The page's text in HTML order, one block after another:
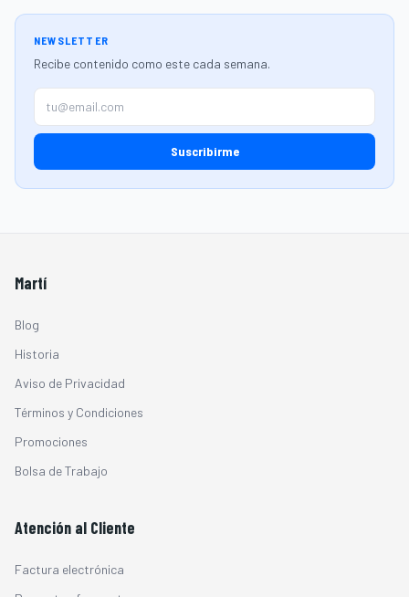
NEWSLETTER
Recibe contenido como este cada semana.
Suscribirme
Martí
Blog
Historia
Aviso de Privacidad
Términos y Condiciones
Promociones
Bolsa de Trabajo
Atención al Cliente
Factura electrónica